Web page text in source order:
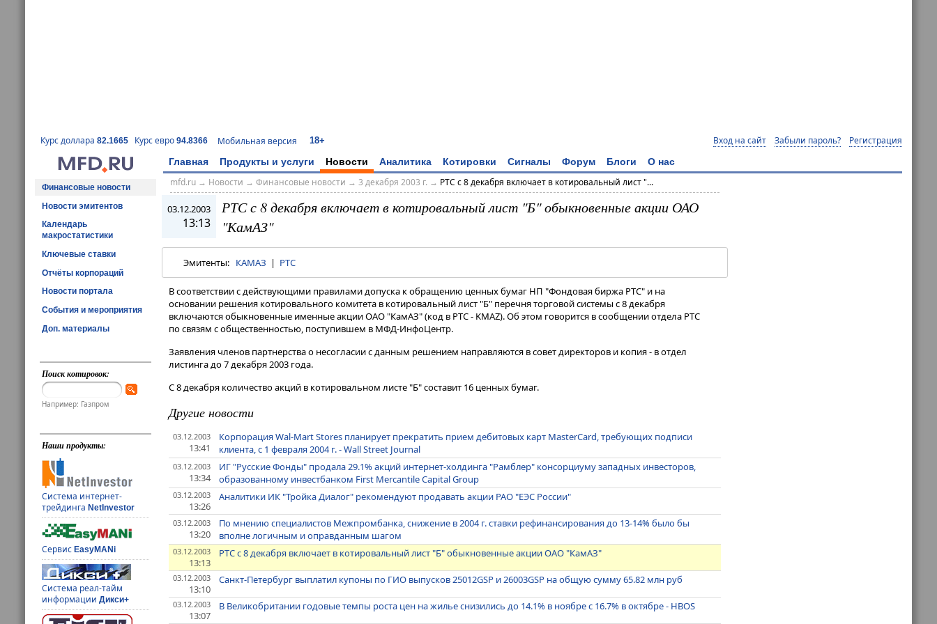
Курс доллара 82.1665 Курс евро 94.8366 Мобильная версия 18+ Вход на сайт Забыли пароль? Регистрация
Главная Продукты и услуги Новости Аналитика Котировки Сигналы Форум Блоги О нас
Финансовые новости
Новости эмитентов
Календарь
макростатистики
Ключевые ставки
Отчёты корпораций
Новости портала
События и мероприятия
Доп. материалы
Поиск котировок:
Например: Газпром
Наши продукты:
Система интернет-
трейдингаNetInvestor
СервисEasyMANi
Система реал-тайм
информацииДикси+
mfd.ru→ Новости → Финансовые новости → 3 декабря 2003 г. → РТС с 8 декабря включает в котировальный лист "...
03.12.2003
13:13
РТС с 8 декабря включает в котировальный лист "Б" обыкновенные акции ОАО
"КамАЗ"
Эмитенты: КАМАЗ | РТС
В соответствии с действующими правилами допуска к обращению ценных бумаг НП "Фондовая биржа РТС" и на
основании решения котировального комитета в котировальный лист "Б" перечня торговой системы с 8 декабря
включаются обыкновенные именные акции ОАО "КамАЗ" (код в РТС - KMAZ). Об этом говорится в сообщении отдела РТС
по связям с общественностью, поступившем в МФД-ИнфоЦентр.
Заявления членов партнерства о несогласии с данным решением направляются в совет директоров и копия - в отдел
листинга до 7 декабря 2003 года.
С 8 декабря количество акций в котировальном листе "Б" составит 16 ценных бумаг.
Другие новости
03.12.2003
13:41
Корпорация Wal-Mart Stores планирует прекратить прием дебитовых карт MasterCard, требующих подписи
клиента, с 1 февраля 2004 г. - Wall Street Journal
03.12.2003
13:34
ИГ "Русские Фонды" продала 29.1% акций интернет-холдинга "Рамблер" консорциуму западных инвесторов,
образованному инвестбанком First Mercantile Capital Group
03.12.2003
13:26
Аналитики ИК "Тройка Диалог" рекомендуют продавать акции РАО "ЕЭС России"
03.12.2003
13:20
По мнению специалистов Межпромбанка, снижение в 2004 г. ставки рефинансирования до 13-14% было бы
вполне логичным и оправданным шагом
03.12.2003
13:13
РТС с 8 декабря включает в котировальный лист "Б" обыкновенные акции ОАО "КамАЗ"
03.12.2003
13:10
Санкт-Петербург выплатил купоны по ГИО выпусков 25012GSP и 26003GSP на общую сумму 65.82 млн руб
03.12.2003
13:07
В Великобритании годовые темпы роста цен на жилье снизились до 14.1% в ноябре с 16.7% в октябре - HBOS